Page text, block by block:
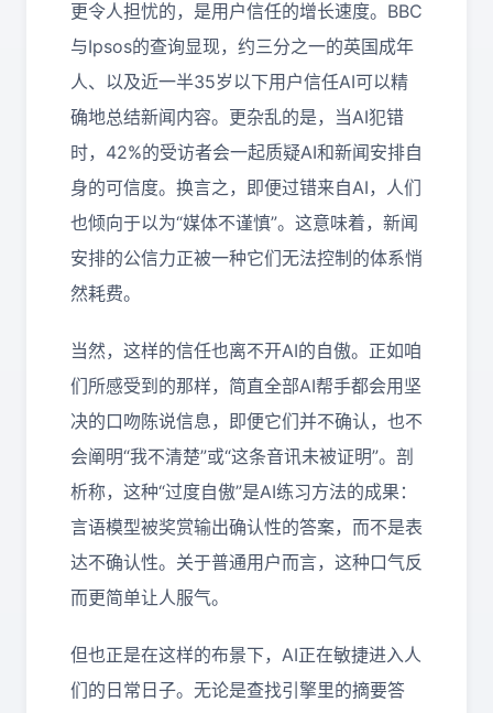
更令人担忧的，是用户信任的增长速度。BBC
与Ipsos的查询显现，约三分之一的英国成年
人、以及近一半35岁以下用户信任AI可以精
确地总结新闻内容。更杂乱的是，当AI犯错
时，42%的受访者会一起质疑AI和新闻安排自
身的可信度。换言之，即便过错来自AI，人们
也倾向于以为“媒体不谨慎”。这意味着，新闻
安排的公信力正被一种它们无法控制的体系悄
然耗费。
当然，这样的信任也离不开AI的自傲。正如咱
们所感受到的那样，简直全部AI帮手都会用坚
决的口吻陈说信息，即便它们并不确认，也不
会阐明“我不清楚”或“这条音讯未被证明”。剖
析称，这种“过度自傲”是AI练习方法的成果：
言语模型被奖赏输出确认性的答案，而不是表
达不确认性。关于普通用户而言，这种口气反
而更简单让人服气。
但也正是在这样的布景下，AI正在敏捷进入人
们的日常日子。无论是查找引擎里的摘要答